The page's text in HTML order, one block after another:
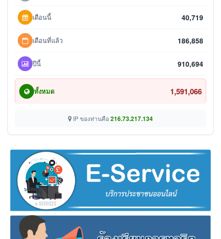
เดือนนี้ 40,719
เดือนที่แล้ว 186,858
ปีนี้ 910,694
ทั้งหมด 1,591,066
IP ของท่านคือ 216.73.217.134